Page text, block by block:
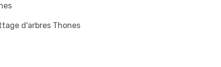
d'arbres Thones